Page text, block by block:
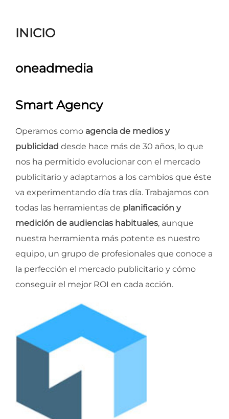
INICIO
oneadmedia
Smart Agency
Operamos como agencia de medios y
publicidad desde hace más de 30 años, lo que
nos ha permitido evolucionar con el mercado
publicitario y adaptarnos a los cambios que éste
va experimentando día tras día. Trabajamos con
todas las herramientas de planificación y
medición de audiencias habituales, aunque
nuestra herramienta más potente es nuestro
equipo, un grupo de profesionales que conoce a
la perfección el mercado publicitario y cómo
conseguir el mejor ROI en cada acción.